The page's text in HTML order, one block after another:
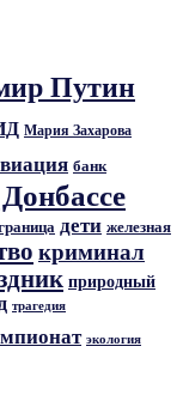
Путин
Мария Захарова
банк
дети железная
криминал
природный
трагедия
экология